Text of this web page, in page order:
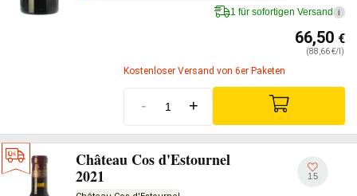
1 für sofortigen Versand i
66,50 €
(88,66 €/l)
Kostenloser Versand von 6er Paketen
- +
Château Cos d'Estournel
2021
15